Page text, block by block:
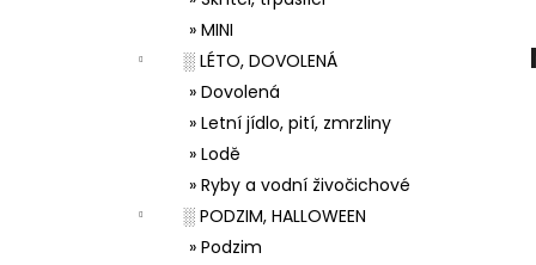
» MINI
░ LÉTO, DOVOLENÁ
» Dovolená
» Letní jídlo, pití, zmrzliny
» Lodě
» Ryby a vodní živočichové
░ PODZIM, HALLOWEEN
» Podzim
33001 ZDOBÍCÍ SÁČEK